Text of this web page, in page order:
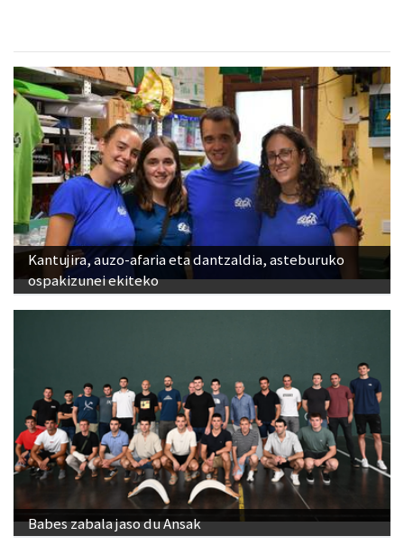
Kantujira, auzo-afaria eta dantzaldia, asteburuko
ospakizunei ekiteko
Babes zabala jaso du Ansak